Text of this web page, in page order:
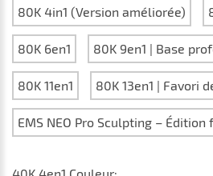
80K 4in1 (Version améliorée)
80K 6en1 80K 9en1 | Base
80K 11en1 80K 13en1 | Favori
EMS NEO Pro Sculpting – Édition